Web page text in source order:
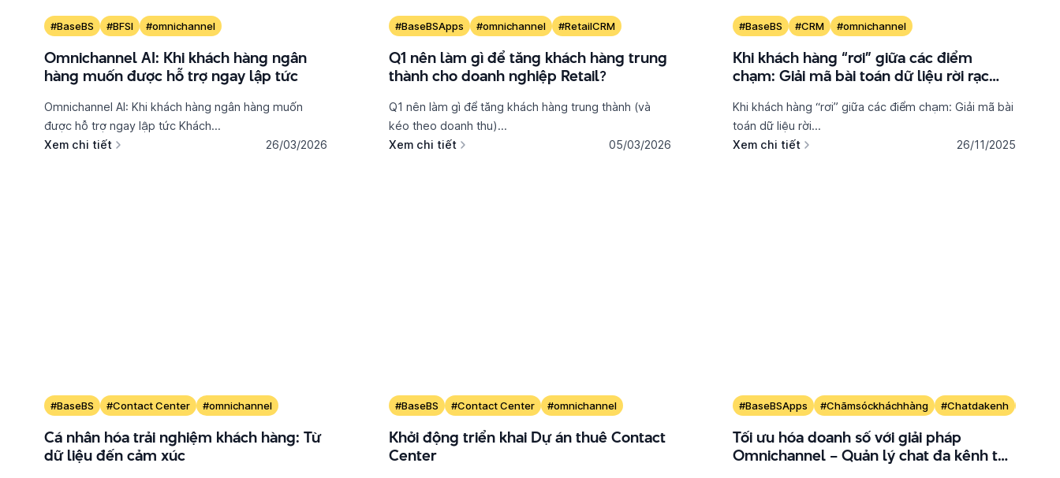
#BaseBS #BFSI #omnichannel
Omnichannel AI: Khi khách hàng ngân
hàng muốn được hỗ trợ ngay lập tức
Omnichannel AI: Khi khách hàng ngân hàng muốn
được hỗ trợ ngay lập tức Khách...
Xem chi tiết
26/03/2026
#BaseBSApps #omnichannel #RetailCRM
Q1 nên làm gì để tăng khách hàng trung
thành cho doanh nghiệp Retail?
Q1 nên làm gì để tăng khách hàng trung thành (và
kéo theo doanh thu)...
Xem chi tiết
05/03/2026
#BaseBS #CRM #omnichannel
Khi khách hàng “rơi” giữa các điểm
chạm: Giải mã bài toán dữ liệu rời rạc
Khi khách hàng “rơi” giữa các điểm chạm: Giải mã bài
toán dữ liệu rời...
Xem chi tiết
26/11/2025
#BaseBS #Contact Center #omnichannel
Cá nhân hóa trải nghiệm khách hàng: Từ
dữ liệu đến cảm xúc
#BaseBS #Contact Center #omnichannel
Khởi động triển khai Dự án thuê Contact
Center
#BaseBSApps #Chămsóckháchhàng #Chatdakenh
Tối ưu hóa doanh số với giải pháp
Omnichannel – Quản lý chat đa kênh tập